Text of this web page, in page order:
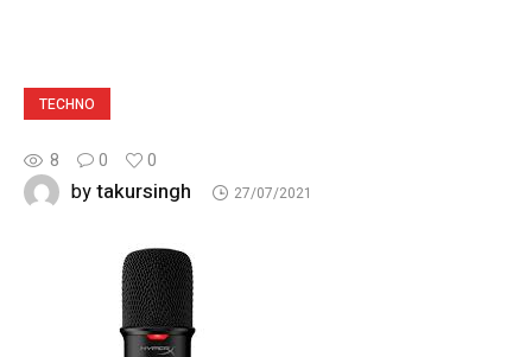
TECHNO
8 0 0
bytakursingh 27/07/2021